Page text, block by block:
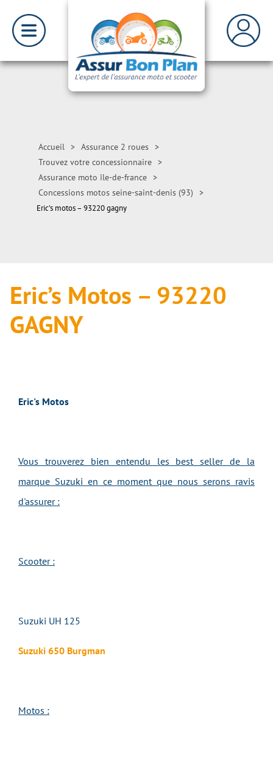
Accueil > Assurance 2 roues >
Trouvez votre concessionnaire >
Assurance moto île-de-france >
Concessions motos seine-saint-denis (93)
>
Eric’s motos – 93220 gagny
Eric’s Motos – 93220
GAGNY
Eric's Motos
Vous trouverez bien entendu les best seller de la
marque Suzuki en ce moment que nous serons ravis
d'assurer :
Scooter :
Suzuki UH 125
Suzuki 650 Burgman
Motos :